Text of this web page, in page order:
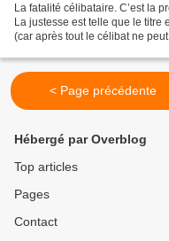
La fatalité célibataire. C’est la
La justesse est telle que le titre
(car après tout le célibat ne
< Page précédente
Hébergé par Overblog
Top articles
Pages
Contact